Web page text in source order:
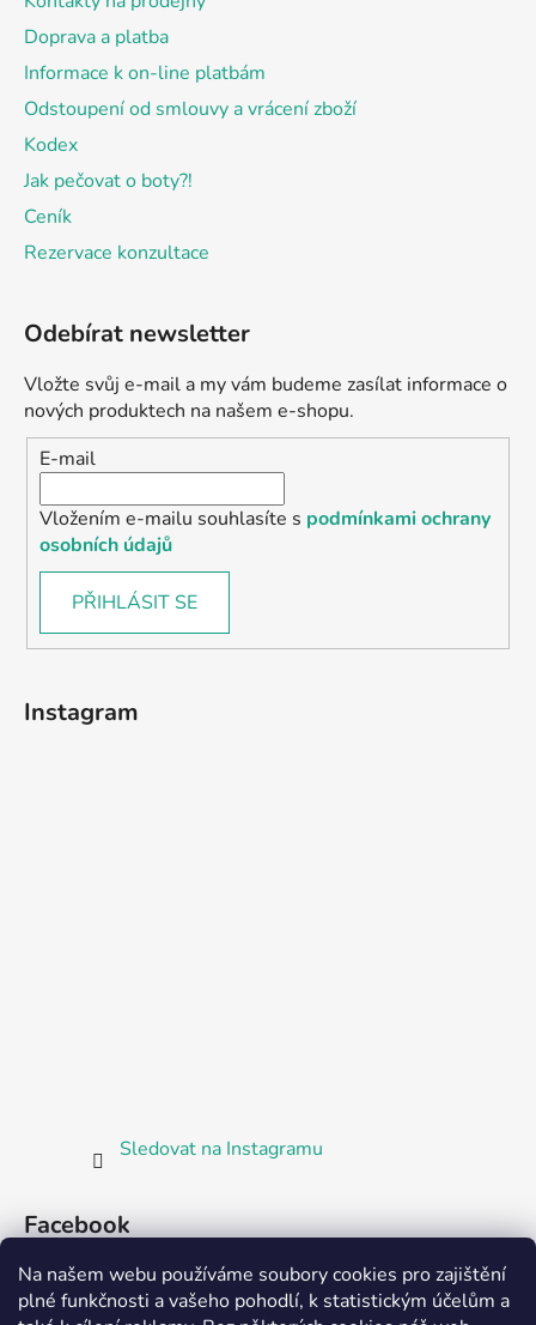
Na našem webu používáme soubory cookies pro zajištění
plné funkčnosti a vašeho pohodlí, k statistickým účelům a
Doprava a platba
Informace k on-line platbám
Odstoupení od smlouvy a vrácení zboží
Kodex
Jak pečovat o boty?!
Ceník
Rezervace konzultace
Odebírat newsletter
Vložte svůj e-mail a my vám budeme zasílat informace o
nových produktech na našem e-shopu.
E-mail
Vložením e-mailu souhlasíte s podmínkami ochrany
osobních údajů
PŘIHLÁSIT SE
Instagram
Sledovat na Instagramu
Facebook